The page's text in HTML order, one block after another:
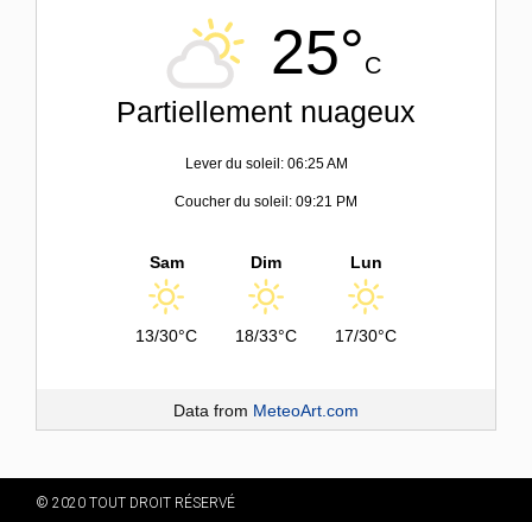
25°C
Partiellement nuageux
Lever du soleil: 06:25 AM
Coucher du soleil: 09:21 PM
Sam
13/30°C
Dim
18/33°C
Lun
17/30°C
Data from MeteoArt.com
© 2020 TOUT DROIT RÉSERVÉ